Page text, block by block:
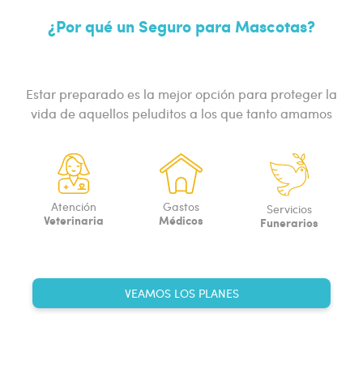
¿Por qué un Seguro para Mascotas?
Estar preparado es la mejor opción para proteger la
vida de aquellos peluditos a los que tanto amamos
Atención
Veterinaria
Gastos
Médicos
Servicios
Funerarios
VEAMOS LOS PLANES